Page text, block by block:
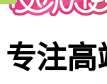
专注高